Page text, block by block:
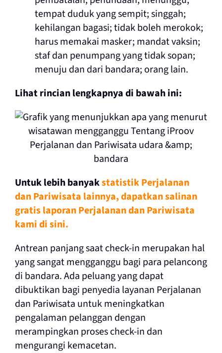
tempat duduk yang sempit; singgah;
kehilangan bagasi; tidak boleh merokok;
harus memakai masker; mandat vaksin;
staf dan penumpang yang tidak sopan;
menuju dan dari bandara; orang lain.
Lihat rincian lengkapnya di bawah ini:
Untuk lebih banyakstatistik Perjalanan
dan Pariwisata lainnya, dapatkan salinan
gratis laporan Perjalanan dan Pariwisata
kami di sini.
Antrean panjang saat check-in merupakan hal
yang sangat mengganggu bagi para pelancong
di bandara. Ada peluang yang dapat
dibuktikan bagi penyedia layanan Perjalanan
dan Pariwisata untuk meningkatkan
pengalaman pelanggan dengan
merampingkan proses check-in dan
mengurangi kemacetan.